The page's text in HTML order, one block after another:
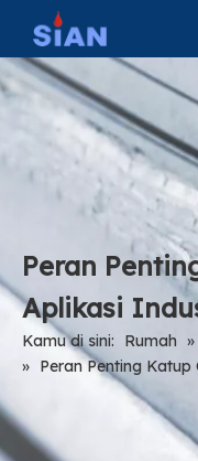
Peran
Aplikasi
Kamu di sini: Rumah »
» Peran Penting